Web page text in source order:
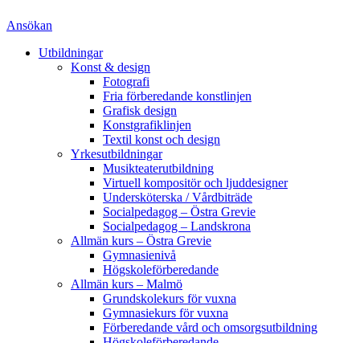
Ansökan
Utbildningar
Konst & design
Fotografi
Fria förberedande konstlinjen
Grafisk design
Konstgrafiklinjen
Textil konst och design
Yrkesutbildningar
Musikteaterutbildning
Virtuell kompositör och ljuddesigner
Undersköterska / Vårdbiträde
Socialpedagog – Östra Grevie
Socialpedagog – Landskrona
Allmän kurs – Östra Grevie
Gymnasienivå
Högskoleförberedande
Allmän kurs – Malmö
Grundskolekurs för vuxna
Gymnasiekurs för vuxna
Förberedande vård och omsorgsutbildning